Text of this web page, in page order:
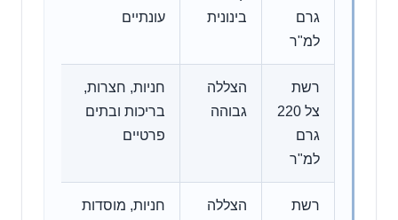
גרם
למ"ר
בינונית
עונתיים
רשת
צל 220
גרם
למ"ר
הצללה
גבוהה
חניות, חצרות,
בריכות ובתים
פרטיים
רשת
הצללה
חניות, מוסדות